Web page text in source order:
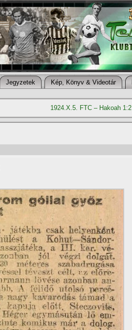
Jegyzetek Kép, Könyv & Videotár
1924.X.5. FTC – Hakoah 1:2